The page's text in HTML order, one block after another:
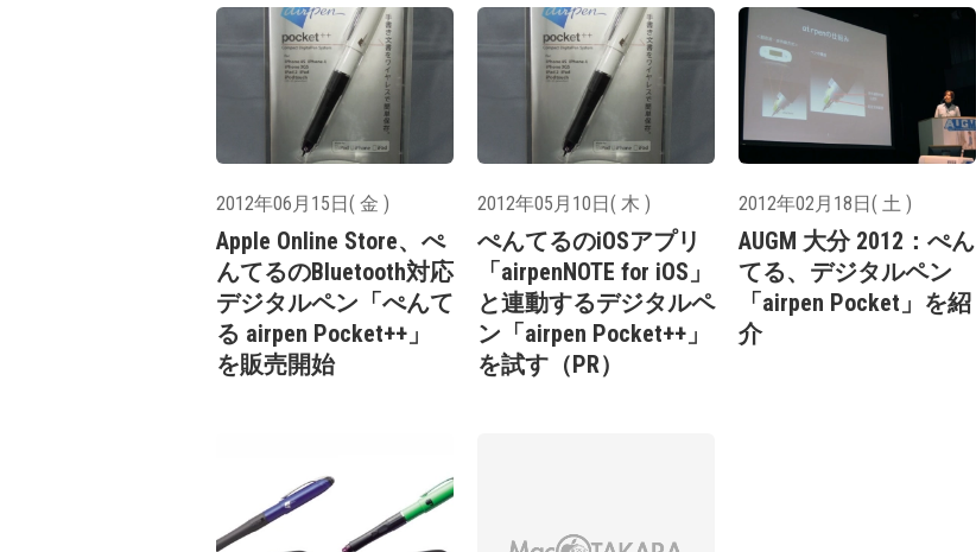
2012年06月15日( 金 )
Apple Online Store、ぺ
んてるのBluetooth対応
デジタルペン「ぺんて
る airpen Pocket++」
を販売開始
2012年05月10日( 木 )
ぺんてるのiOSアプリ
「airpenNOTE for iOS」
と連動するデジタルペ
ン「airpen Pocket++」
を試す（PR）
2012年02月18日( 土 )
AUGM 大分 2012：ぺん
てる、デジタルペン
「airpen Pocket」を紹
介